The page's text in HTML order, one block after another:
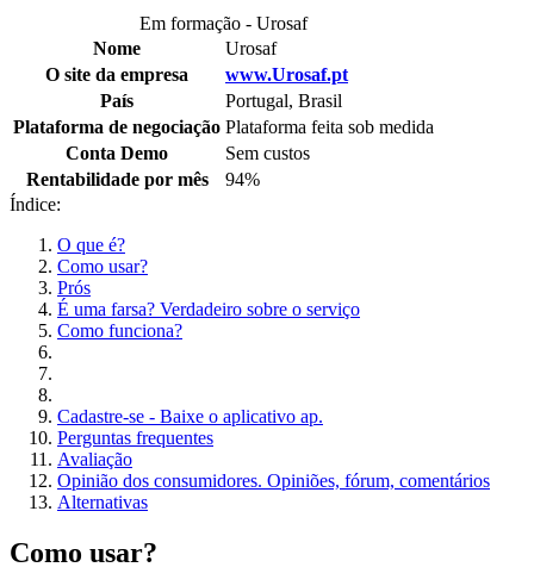
Em formação - Urosaf
Nome
Urosaf
O site da empresa
www.Urosaf.pt
País
Portugal, Brasil
Plataforma de negociação Plataforma feita sob medida
Conta Demo
Sem custos
Rentabilidade por mês
94%
Índice:
O que é?
Como usar?
Prós
É uma farsa? Verdadeiro sobre o serviço
Como funciona?
Cadastre-se - Baixe o aplicativo ap.
Perguntas frequentes
Avaliação
Opinião dos consumidores. Opiniões, fórum, comentários
Alternativas
Como usar?